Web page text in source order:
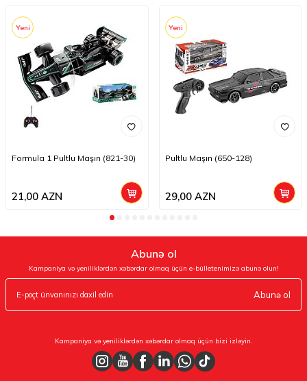
Yeni
Formula 1 Pultlu Maşın (821-30)
21,00 AZN
Yeni
Pultlu Maşın (650-128)
29,00AZN
Abunə ol
Kampaniya və yeniliklərdən xəbərdar olmaq üçün e-bülletenimizə abunə olun!
Abunə ol
Kampaniya və yeniliklərdən xəbərdar olmaq üçün bizi izləyin.